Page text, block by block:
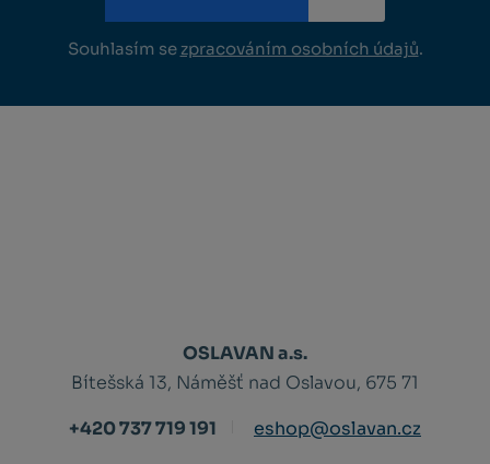
Souhlasím se zpracováním osobních údajů.
OSLAVAN a.s.
Bítešská 13, Náměšť nad Oslavou, 675 71
+420 737 719 191
eshop@oslavan.cz